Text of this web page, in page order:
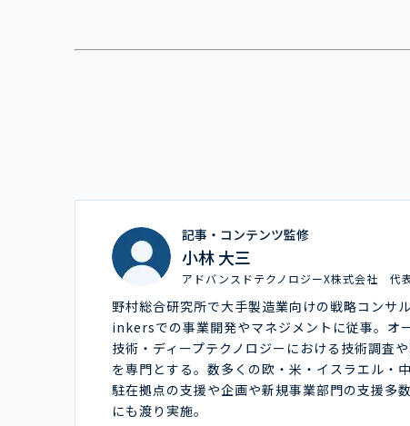
記事・コンテンツ監修
小林 大三
アドバンスドテクノロジーX株式会社 代
野村総合研究所で大手製造業向けの戦略コンサ
inkersでの事業開発やマネジメントに従事。オ
技術・ディープテクノロジーにおける技術調査
を専門とする。数多くの欧・米・イスラエル・
駐在拠点の支援や企画や新規事業部門の支援多
にも渡り実施。